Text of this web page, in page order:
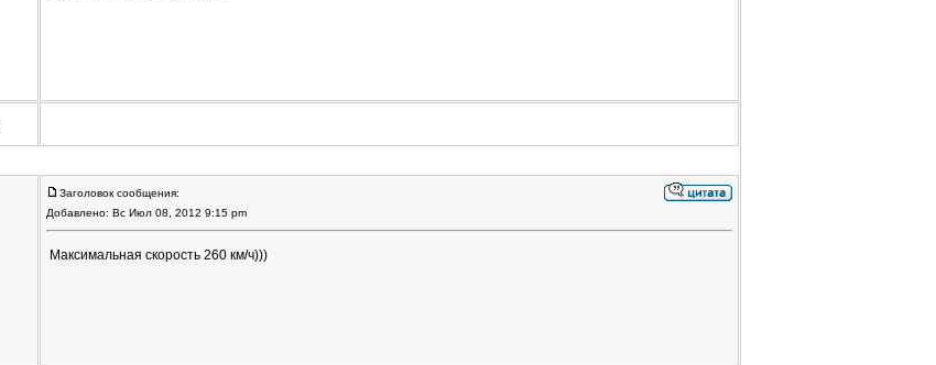
Заголовок сообщения:
Добавлено: Вс Июл 08, 2012 9:15 pm
Максимальная скорость 260 км/ч)))